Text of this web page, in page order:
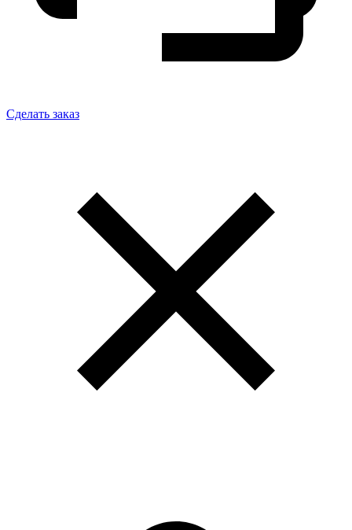
Сделать заказ